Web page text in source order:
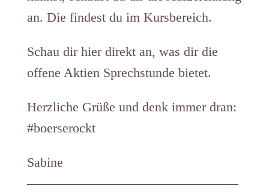
an. Die findest du im Kursbereich.
Schau dir hier direkt an, was dir die
offene Aktien Sprechstunde bietet.
Herzliche Grüße und denk immer dran:
#boerserockt
Sabine
————————————————